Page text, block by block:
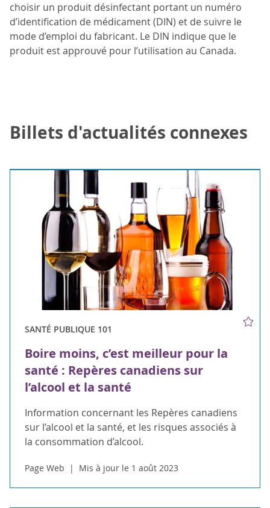
choisir un produit désinfectant portant un numéro
d’identification de médicament (DIN) et de suivre le
mode d’emploi du fabricant. Le DIN indique que le
produit est approuvé pour l’utilisation au Canada.
Billets d'actualités connexes
SANTÉ PUBLIQUE 101
Boire moins, c’est meilleur pour la
santé : Repères canadiens sur
l’alcool et la santé
Information concernant les Repères canadiens
sur l’alcool et la santé, et les risques associés à
la consommation d’alcool.
Page Web Mis à jour le 1 août 2023